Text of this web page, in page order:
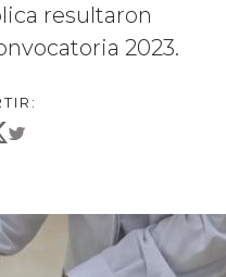
resultaron
2023.